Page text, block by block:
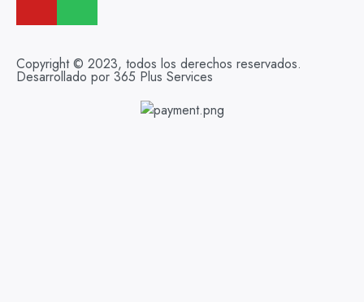
Copyright © 2023, todos los derechos reservados.
Desarrollado por 365 Plus Services